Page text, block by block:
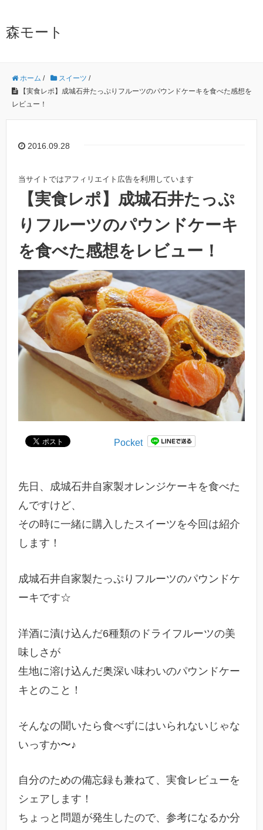
森モート
ホーム / スイーツ /
【実食レポ】成城石井たっぷりフルーツのパウンドケーキを食べた感想を
レビュー！
2016.09.28
当サイトではアフィリエイト広告を利用しています
【実食レポ】成城石井たっぷ
りフルーツのパウンドケーキ
を食べた感想をレビュー！
Pocket
先日、成城石井自家製オレンジケーキを食べた
んですけど、
その時に一緒に購入したスイーツを今回は紹介
します！
成城石井自家製たっぷりフルーツのパウンドケ
ーキです☆
洋酒に漬け込んだ6種類のドライフルーツの美
味しさが
生地に溶け込んだ奥深い味わいのパウンドケー
キとのこと！
そんなの聞いたら食べずにはいられないじゃな
いっすか〜♪
自分のための備忘録も兼ねて、実食レビューを
シェアします！
ちょっと問題が発生したので、参考になるか分